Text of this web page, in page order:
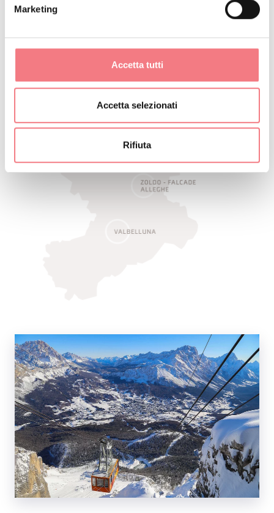
Marketing
Accetta tutti
Accetta selezionati
Rifiuta
Nel cuore olimpico delle Dolomiti Ampezzane.